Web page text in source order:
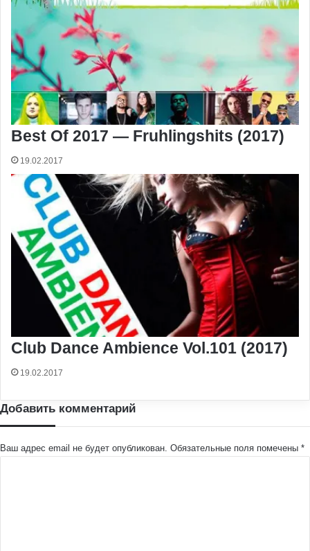
Best Of 2017 — Fruhlingshits (2017)
19.02.2017
Club Dance Ambience Vol.101 (2017)
19.02.2017
Добавить комментарий
Ваш адрес email не будет опубликован. Обязательные поля помечены *